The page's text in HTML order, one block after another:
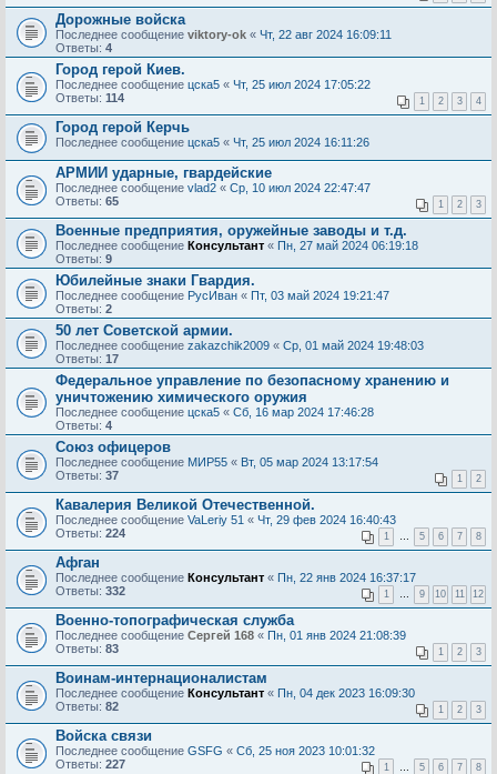
Дорожные войска
Последнее сообщение viktory-ok « Чт, 22 авг 2024 16:09:11
Ответы: 4
Город герой Киев.
Последнее сообщение цска5 « Чт, 25 июл 2024 17:05:22
Ответы: 114 1 2 3 4
Город герой Керчь
Последнее сообщение цска5 « Чт, 25 июл 2024 16:11:26
АРМИИ ударные, гвардейские
Последнее сообщение vlad2 « Ср, 10 июл 2024 22:47:47
Ответы: 65 1 2 3
Военные предприятия, оружейные заводы и т.д.
Последнее сообщение Консультант « Пн, 27 май 2024 06:19:18
Ответы: 9
Юбилейные знаки Гвардия.
Последнее сообщение РусИван « Пт, 03 май 2024 19:21:47
Ответы: 2
50 лет Советской армии.
Последнее сообщение zakazchik2009 « Ср, 01 май 2024 19:48:03
Ответы: 17
Федеральное управление по безопасному хранению и
уничтожению химического оружия
Последнее сообщение цска5 « Сб, 16 мар 2024 17:46:28
Ответы: 4
Союз офицеров
Последнее сообщение МИР55 « Вт, 05 мар 2024 13:17:54
Ответы: 37 1 2
Кавалерия Великой Отечественной.
Последнее сообщение VaLeriy 51 « Чт, 29 фев 2024 16:40:43
Ответы: 224 1 5 6 7 8
Афган
Последнее сообщение Консультант « Пн, 22 янв 2024 16:37:17
Ответы: 332 1 9 10 11 12
Военно-топографическая служба
Последнее сообщение Сергей 168 « Пн, 01 янв 2024 21:08:39
Ответы: 83 1 2 3
Воинам-интернационалистам
Последнее сообщение Консультант « Пн, 04 дек 2023 16:09:30
Ответы: 82 1 2 3
Войска связи
Последнее сообщение GSFG « Сб, 25 ноя 2023 10:01:32
Ответы: 227 1 5 6 7 8